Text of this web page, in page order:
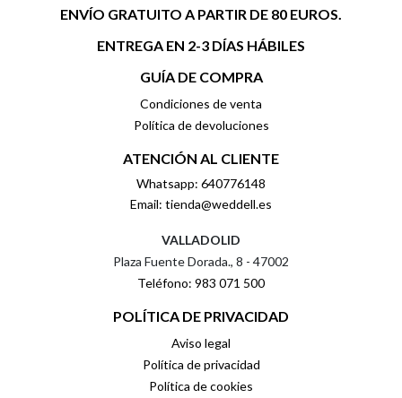
ENVÍO GRATUITO A PARTIR DE 80 EUROS.
ENTREGA EN 2-3 DÍAS HÁBILES
GUÍA DE COMPRA
Condiciones de venta
Política de devoluciones
ATENCIÓN AL CLIENTE
Whatsapp: 640776148
Email: tienda@weddell.es
VALLADOLID
Plaza Fuente Dorada., 8 - 47002
Teléfono: 983 071 500
POLÍTICA DE PRIVACIDAD
Aviso legal
Política de privacidad
Política de cookies